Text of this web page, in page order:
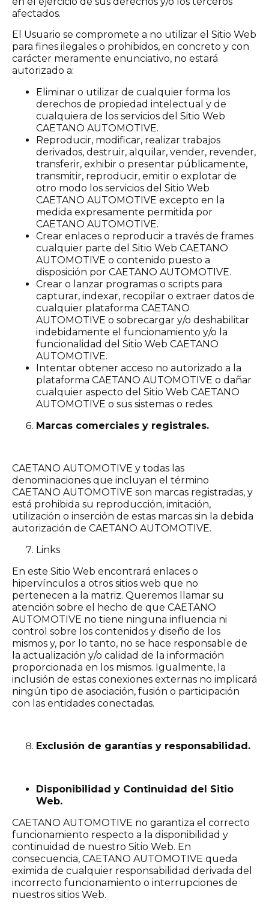
afectados.
El Usuario se compromete a no utilizar el Sitio Web
para fines ilegales o prohibidos, en concreto y con
carácter meramente enunciativo, no estará
autorizado a:
Eliminar o utilizar de cualquier forma los
derechos de propiedad intelectual y de
cualquiera de los servicios del Sitio Web
CAETANO AUTOMOTIVE.
Reproducir, modificar, realizar trabajos
derivados, destruir, alquilar, vender, revender,
transferir, exhibir o presentar públicamente,
transmitir, reproducir, emitir o explotar de
otro modo los servicios del Sitio Web
CAETANO AUTOMOTIVE excepto en la
medida expresamente permitida por
CAETANO AUTOMOTIVE.
Crear enlaces o reproducir a través de frames
cualquier parte del Sitio Web CAETANO
AUTOMOTIVE o contenido puesto a
disposición por CAETANO AUTOMOTIVE.
Crear o lanzar programas o scripts para
capturar, indexar, recopilar o extraer datos de
cualquier plataforma CAETANO
AUTOMOTIVE o sobrecargar y/o deshabilitar
indebidamente el funcionamiento y/o la
funcionalidad del Sitio Web CAETANO
AUTOMOTIVE.
Intentar obtener acceso no autorizado a la
plataforma CAETANO AUTOMOTIVE o dañar
cualquier aspecto del Sitio Web CAETANO
AUTOMOTIVE o sus sistemas o redes.
Marcas comerciales y registrales.
CAETANO AUTOMOTIVE y todas las
denominaciones que incluyan el término
CAETANO AUTOMOTIVE son marcas registradas, y
está prohibida su reproducción, imitación,
utilización o inserción de estas marcas sin la debida
autorización de CAETANO AUTOMOTIVE.
Links
En este Sitio Web encontrará enlaces o
hipervínculos a otros sitios web que no
pertenecen a la matriz. Queremos llamar su
atención sobre el hecho de que CAETANO
AUTOMOTIVE no tiene ninguna influencia ni
control sobre los contenidos y diseño de los
mismos y, por lo tanto, no se hace responsable de
la actualización y/o calidad de la información
proporcionada en los mismos. Igualmente, la
inclusión de estas conexiones externas no implicará
ningún tipo de asociación, fusión o participación
con las entidades conectadas.
Exclusión de garantías y responsabilidad.
Disponibilidad y Continuidad del Sitio
Web.
CAETANO AUTOMOTIVE no garantiza el correcto
funcionamiento respecto a la disponibilidad y
continuidad de nuestro Sitio Web. En
consecuencia, CAETANO AUTOMOTIVE queda
eximida de cualquier responsabilidad derivada del
incorrecto funcionamiento o interrupciones de
nuestros sitios Web.